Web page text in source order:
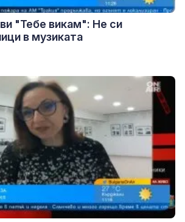
"Тебе викам": Не си
в музиката